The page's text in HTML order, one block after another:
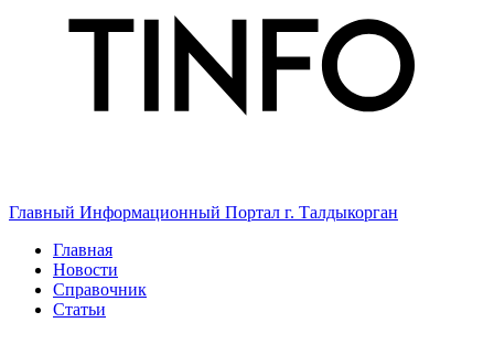
Главный Информационный Портал г. Талдыкорган
Главная
Новости
Справочник
Статьи